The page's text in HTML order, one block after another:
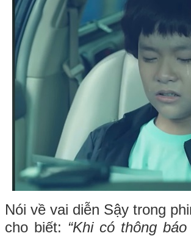
Nói về vai diễn Sậy trong
cho biết: “Khi có thông